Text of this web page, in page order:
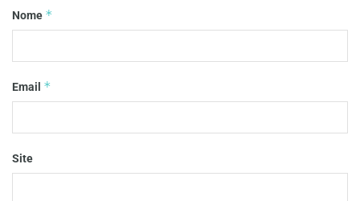
Nome *
Email *
Site